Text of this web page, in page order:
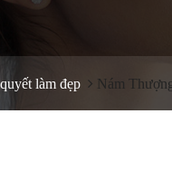
làm đẹp Nám